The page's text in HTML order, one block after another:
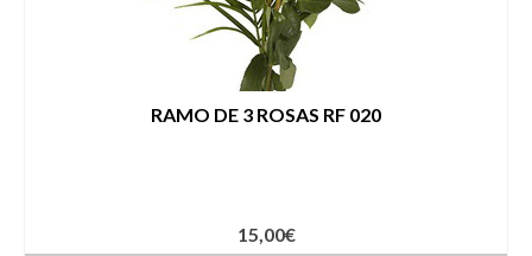
RAMO DE 3 ROSAS RF 020
15,00€